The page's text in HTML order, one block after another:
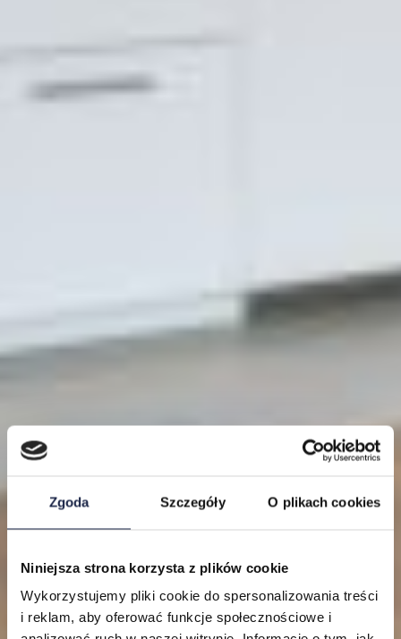
Zgoda Szczegóły O plikach cookies
Niniejsza strona korzysta z plików cookie
Wykorzystujemy pliki cookie do spersonalizowania treści
i reklam, aby oferować funkcje społecznościowe i
Lokalizacje